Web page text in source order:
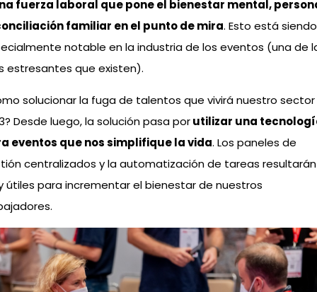
fuerza laboral que pone el bienestar mental,
familiar en el punto de mira. Esto está siendo
notable en la industria de los eventos (una de
estresantes que existen).
solucionar la fuga de talentos que vivirá nuestro
Desde luego, la solución pasa porutilizar una
eventos que nos simplifique la vida. Los paneles de
centralizados y la automatización de tareas resultarán
útiles para incrementar el bienestar de nuestros